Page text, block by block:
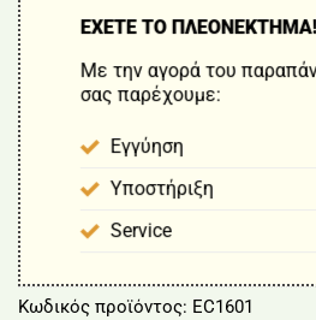
ΕΧΕΤΕ ΤΟ ΠΛΕΟΝΕΚΤΗΜΑ!
Με την αγορά του
σας παρέχουμε:
Εγγύηση
Υποστήριξη
Service
Κωδικός προϊόντος: EC1601